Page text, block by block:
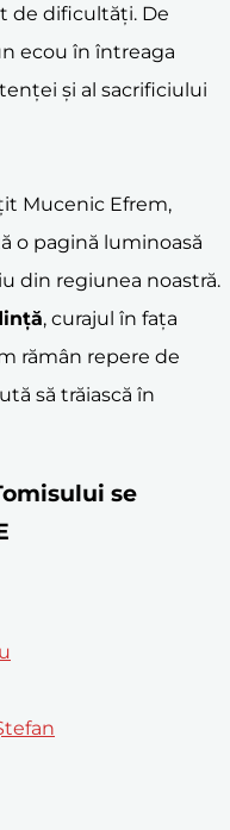
de dificultăți. De
ecou în întreaga
și al sacrificiului
Mucenic Efrem,
o pagină luminoasă
din regiunea noastră.
, curajul în fața
rămân repere de
să trăiască în
se